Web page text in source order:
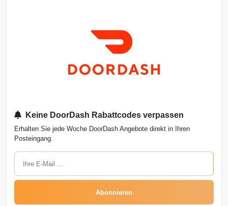
Keine DoorDash Rabattcodes verpassen
Erhalten Sie jede Woche DoorDash Angebote direkt in Ihren
Posteingang.
Abonnieren